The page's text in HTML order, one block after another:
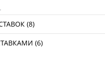
(8)
(6)